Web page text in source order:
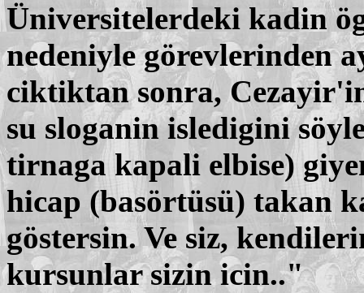
Üniversitelerdeki kadin
nedeniyle görevlerinden
ciktiktan sonra,
su sloganin isledigini
tirnaga kapali elbise)
hicap (basörtüsü) takan
göstersin. Ve siz,
kursunlar sizin icin.."